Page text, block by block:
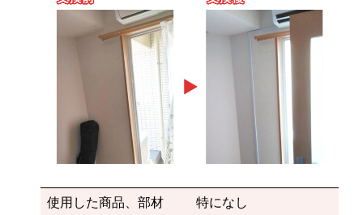
使用した商品、部材 特になし